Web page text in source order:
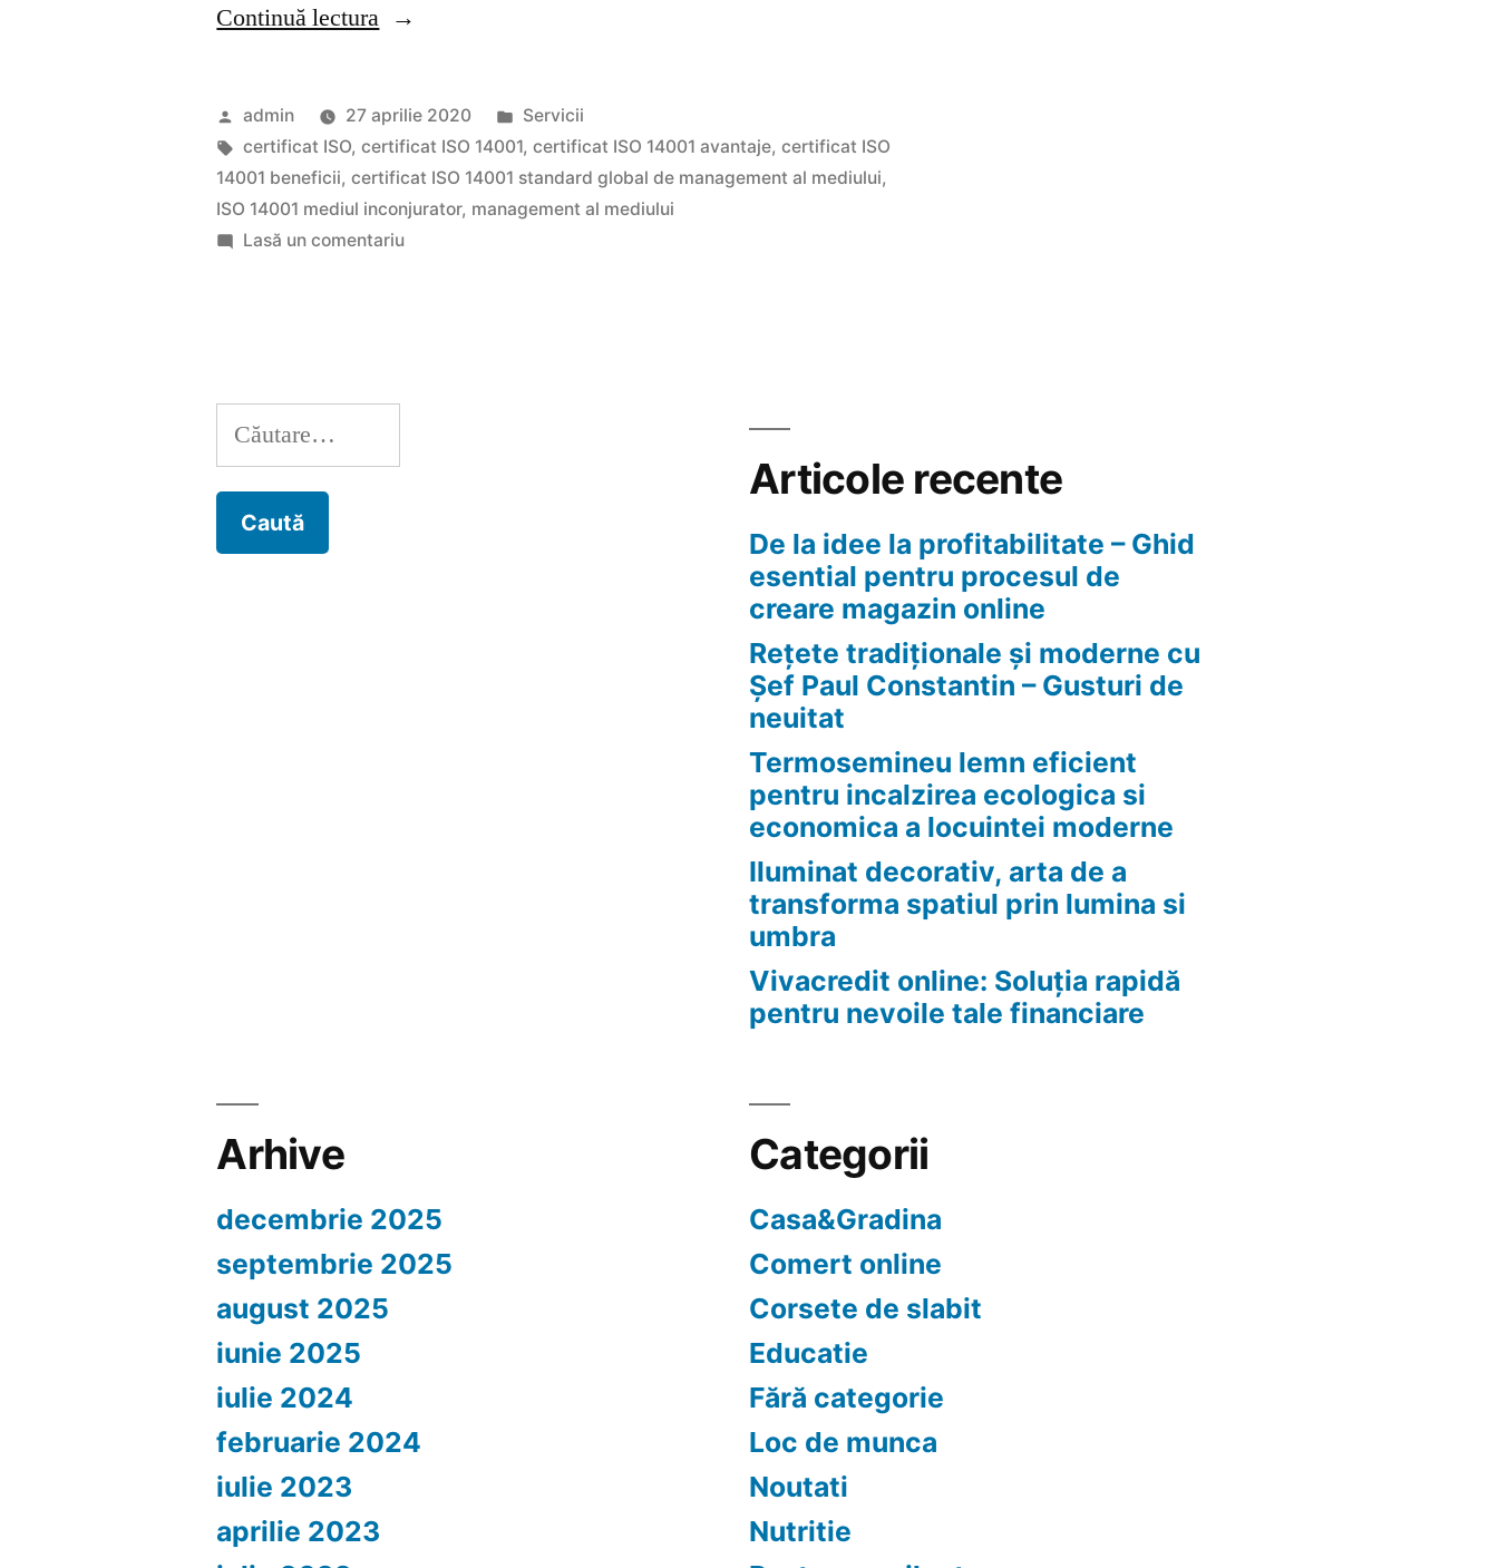
Continuă lectura„Care
importanta
unui
certificat
ISO
Publicat
de
admin 27 aprilie 2020
Publicat
în
Servicii
Etichete:
certificat ISO,certificat ISO 14001,certificat ISO 14001 avantaje,certificat ISO
14001 beneficii,certificat ISO 14001 standard global de management al mediului,
ISO 14001 mediul inconjurator, management al mediului
Lasă un comentariu
Caută
după:
Articole recente
De la idee la profitabilitate – Ghid
esential pentru procesul de
creare magazin online
Rețete tradiționale și moderne cu
Șef Paul Constantin – Gusturi de
neuitat
Termosemineu lemn eficient
pentru incalzirea ecologica si
economica a locuintei moderne
Iluminat decorativ, arta de a
transforma spatiul prin lumina si
umbra
Vivacredit online: Soluția rapidă
pentru nevoile tale financiare
Arhive
decembrie 2025
septembrie 2025
august 2025
iunie 2025
iulie 2024
februarie 2024
iulie 2023
aprilie 2023
Categorii
Casa&Gradina
Comert online
Corsete de slabit
Educatie
Fără categorie
Loc de munca
Noutati
Nutritie